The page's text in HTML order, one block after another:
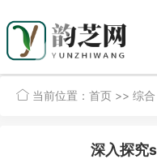
当前位置： 首页 >> 综合
深入探究